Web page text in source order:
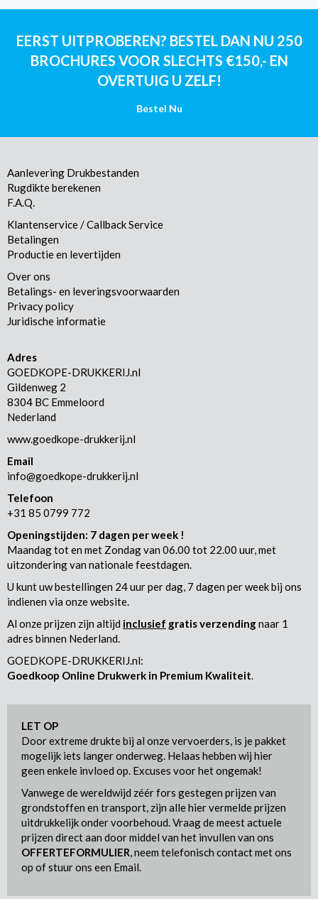
EERST UITPROBEREN? BESTEL DAN NU 250
BROCHURES VOOR SLECHTS €150,- EN
OVERTUIG U ZELF!
Bestel Nu
Aanlevering Drukbestanden
Rugdikte berekenen
F.A.Q.
Klantenservice / Callback Service
Betalingen
Productie en levertijden
Over ons
Betalings- en leveringsvoorwaarden
Privacy policy
Juridische informatie
Adres
GOEDKOPE-DRUKKERIJ.nl
Gildenweg 2
8304 BC Emmeloord
Nederland
www.goedkope-drukkerij.nl
Email
info@goedkope-drukkerij.nl
Telefoon
+31 85 0799 772
Openingstijden: 7 dagen per week !
Maandag tot en met Zondag van 06.00 tot 22.00 uur, met
uitzondering van nationale feestdagen.
U kunt uw bestellingen 24 uur per dag, 7 dagen per week bij ons
indienen via onze website.
Al onze prijzen zijn altijd inclusief gratis verzendingnaar 1
adres binnen Nederland.
GOEDKOPE-DRUKKERIJ.nl:
Goedkoop Online Drukwerk in Premium Kwaliteit.
LET OP
Door extreme drukte bij al onze vervoerders, is je pakket
mogelijk iets langer onderweg. Helaas hebben wij hier
geen enkele invloed op. Excuses voor het ongemak!
Vanwege de wereldwijd zéér fors gestegen prijzen van
grondstoffen en transport, zijn alle hier vermelde prijzen
uitdrukkelijk onder voorbehoud. Vraag de meest actuele
prijzen direct aan door middel van het invullen van ons
OFFERTEFORMULIER, neem telefonisch contact met ons
op of stuur ons een Email.